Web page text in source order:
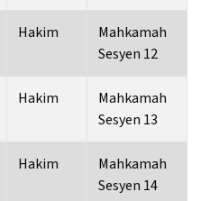
Hakim
Mahkamah
Sesyen 12
Hakim
Mahkamah
Sesyen 13
Hakim
Mahkamah
Sesyen 14